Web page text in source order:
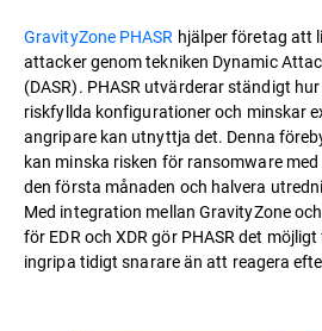
GravityZone PHASR hjälper företag att
attacker genom tekniken Dynamic
(DASR). PHASR utvärderar ständigt
riskfyllda konfigurationer och minskar
angripare kan utnyttja det. Denna
kan minska risken för ransomware
den första månaden och halvera
Med integration mellan GravityZone
för EDR och XDR gör PHASR det
ingripa tidigt snarare än att reagera